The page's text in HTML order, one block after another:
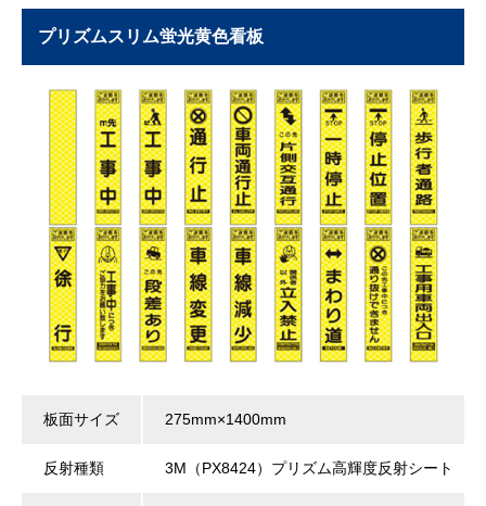
プリズムスリム蛍光黄色看板
板面サイズ 275mm×1400mm
反射種類 3M（PX8424）プリズム高輝度反射シート